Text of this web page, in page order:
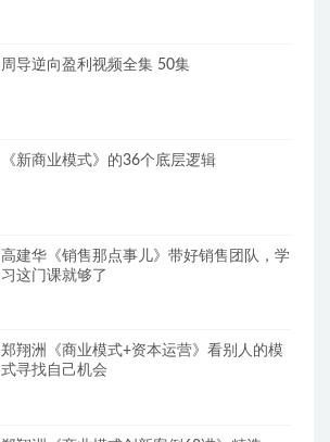
周导逆向盈利视频全集 50集
《新商业模式》的36个底层逻辑
高建华《销售那点事儿》带好销售团队，学
习这门课就够了
郑翔洲《商业模式+资本运营》看别人的模
式寻找自己机会